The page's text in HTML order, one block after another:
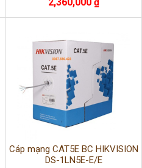
Cáp mạng CAT5E BC HIKVISION
DS-1LN5E-E/E